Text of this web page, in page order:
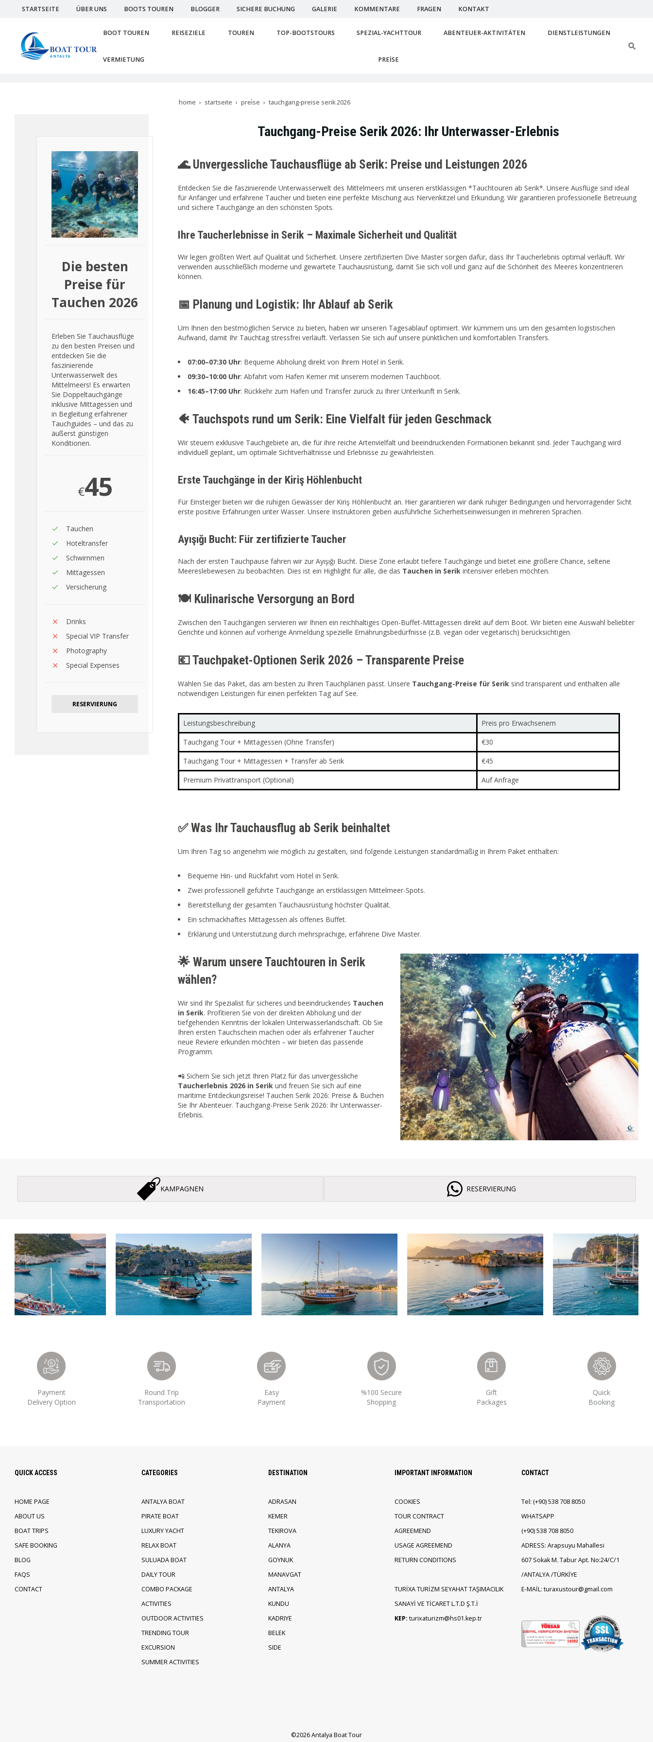
STARTSEITE ÜBER UNS BOOTS TOUREN BLOGGER SICHERE BUCHUNG GALERIE KOMMENTARE FRAGEN KONTAKT
BOOT TOUREN REISEZIELE TOUREN TOP-BOOTSTOURS SPEZIAL-YACHTTOUR ABENTEUER-AKTIVITÄTEN DIENSTLEISTUNGEN
VERMIETUNG PREİSE
home startseite prei̇se tauchgang-preise serik 2026
Tauchgang-Preise Serik 2026: Ihr Unterwasser-Erlebnis
🌊 Unvergessliche Tauchausflüge ab Serik: Preise und Leistungen 2026
Entdecken Sie die faszinierende Unterwasserwelt des Mittelmeers mit unseren erstklassigen *Tauchtouren ab Serik*. Unsere Ausflüge sind ideal
für Anfänger und erfahrene Taucher und bieten eine perfekte Mischung aus Nervenkitzel und Erkundung. Wir garantieren professionelle Betreuung
und sichere Tauchgänge an den schönsten Spots.
Ihre Taucherlebnisse in Serik – Maximale Sicherheit und Qualität
Wir legen größten Wert auf Qualität und Sicherheit. Unsere zertifizierten Dive Master sorgen dafür, dass Ihr Taucherlebnis optimal verläuft. Wir
verwenden ausschließlich moderne und gewartete Tauchausrüstung, damit Sie sich voll und ganz auf die Schönheit des Meeres konzentrieren
können.
📅 Planung und Logistik: Ihr Ablauf ab Serik
Um Ihnen den bestmöglichen Service zu bieten, haben wir unseren Tagesablauf optimiert. Wir kümmern uns um den gesamten logistischen
Aufwand, damit Ihr Tauchtag stressfrei verläuft. Verlassen Sie sich auf unsere pünktlichen und komfortablen Transfers.
07:00–07:30 Uhr: Bequeme Abholung direkt von Ihrem Hotel in Serik.
09:30–10:00 Uhr: Abfahrt vom Hafen Kemer mit unserem modernen Tauchboot.
16:45–17:00 Uhr: Rückkehr zum Hafen und Transfer zurück zu Ihrer Unterkunft in Serik.
🐠 Tauchspots rund um Serik: Eine Vielfalt für jeden Geschmack
Wir steuern exklusive Tauchgebiete an, die für ihre reiche Artenvielfalt und beeindruckenden Formationen bekannt sind. Jeder Tauchgang wird
individuell geplant, um optimale Sichtverhältnisse und Erlebnisse zu gewährleisten.
Erste Tauchgänge in der Kiriş Höhlenbucht
Für Einsteiger bieten wir die ruhigen Gewässer der Kiriş Höhlenbucht an. Hier garantieren wir dank ruhiger Bedingungen und hervorragender Sicht
erste positive Erfahrungen unter Wasser. Unsere Instruktoren geben ausführliche Sicherheitseinweisungen in mehreren Sprachen.
Ayışığı Bucht: Für zertifizierte Taucher
Nach der ersten Tauchpause fahren wir zur Ayışığı Bucht. Diese Zone erlaubt tiefere Tauchgänge und bietet eine größere Chance, seltene
Meereslebewesen zu beobachten. Dies ist ein Highlight für alle, die das Tauchen in Serik intensiver erleben möchten.
🍽️ Kulinarische Versorgung an Bord
Zwischen den Tauchgängen servieren wir Ihnen ein reichhaltiges Open-Buffet-Mittagessen direkt auf dem Boot. Wir bieten eine Auswahl beliebter
Gerichte und können auf vorherige Anmeldung spezielle Ernährungsbedürfnisse (z.B. vegan oder vegetarisch) berücksichtigen.
💶 Tauchpaket-Optionen Serik 2026 – Transparente Preise
Wählen Sie das Paket, das am besten zu Ihren Tauchplänen passt. Unsere Tauchgang-Preise für Serik sind transparent und enthalten alle
notwendigen Leistungen für einen perfekten Tag auf See.
Leistungsbeschreibung Preis pro Erwachsenem
Tauchgang Tour + Mittagessen (Ohne Transfer) €30
Tauchgang Tour + Mittagessen + Transfer ab Serik €45
Premium Privattransport (Optional) Auf Anfrage
✅ Was Ihr Tauchausflug ab Serik beinhaltet
Um Ihren Tag so angenehm wie möglich zu gestalten, sind folgende Leistungen standardmäßig in Ihrem Paket enthalten:
Bequeme Hin- und Rückfahrt vom Hotel in Serik.
Zwei professionell geführte Tauchgänge an erstklassigen Mittelmeer-Spots.
Bereitstellung der gesamten Tauchausrüstung höchster Qualität.
Ein schmackhaftes Mittagessen als offenes Buffet.
Erklärung und Unterstützung durch mehrsprachige, erfahrene Dive Master.
🌟 Warum unsere Tauchtouren in Serik
wählen?
Wir sind Ihr Spezialist für sicheres und beeindruckendes Tauchen
in Serik. Profitieren Sie von der direkten Abholung und der
tiefgehenden Kenntnis der lokalen Unterwasserlandschaft. Ob Sie
Ihren ersten Tauchschein machen oder als erfahrener Taucher
neue Reviere erkunden möchten – wir bieten das passende
Programm.
📲 Sichern Sie sich jetzt Ihren Platz für das unvergessliche
Taucherlebnis 2026 in Serik und freuen Sie sich auf eine
maritime Entdeckungsreise! Tauchen Serik 2026: Preise & Buchen
Sie Ihr Abenteuer. Tauchgang-Preise Serik 2026: Ihr Unterwasser-
Erlebnis.
Die besten
Preise für
Tauchen 2026
Erleben Sie Tauchausflüge
zu den besten Preisen und
entdecken Sie die
faszinierende
Unterwasserwelt des
Mittelmeers! Es erwarten
Sie Doppeltauchgänge
inklusive Mittagessen und
in Begleitung erfahrener
Tauchguides – und das zu
äußerst günstigen
Konditionen.
€45
Tauchen
Hoteltransfer
Schwimmen
Mittagessen
Versicherung
Drinks
Special VIP Transfer
Photography
Special Expenses
RESERVIERUNG
KAMPAGNEN RESERVIERUNG
Payment
Delivery Option
Round Trip
Transportation
Easy
Payment
%100 Secure
Shopping
Gift
Packages
Quick
Booking
QUICK ACCESS
HOME PAGE
ABOUT US
BOAT TRIPS
SAFE BOOKING
BLOG
FAQS
CONTACT
CATEGORIES
ANTALYA BOAT
PIRATE BOAT
LUXURY YACHT
RELAX BOAT
SULUADA BOAT
DAILY TOUR
COMBO PACKAGE
ACTIVITIES
OUTDOOR ACTIVITIES
TRENDING TOUR
EXCURSION
SUMMER ACTIVITIES
DESTINATION
ADRASAN
KEMER
TEKIROVA
ALANYA
GOYNUK
MANAVGAT
ANTALYA
KUNDU
KADRIYE
BELEK
SIDE
IMPORTANT INFORMATION
COOKIES
TOUR CONTRACT
AGREEMEND
USAGE AGREEMEND
RETURN CONDITIONS
TURİXA TURİZM SEYAHAT TAŞIMACILIK
SANAYİ VE TİCARET L.T.D Ş.T.İ
KEP: turixaturizm@hs01.kep.tr
CONTACT
Tel:(+90)538 708 8050
WHATSAPP
(+90)538 708 8050
ADRESS: Arapsuyu Mahallesi
607 Sokak M. Tabur Apt. No:24/C/1
/ANTALYA /TÜRKİYE
E-MAİL: turaxustour@gmail.com
©2026 Antalya Boat Tour